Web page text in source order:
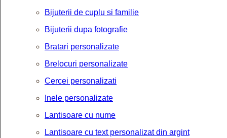
Bijuterii de cuplu si familie
Bijuterii dupa fotografie
Bratari personalizate
Brelocuri personalizate
Cercei personalizati
Inele personalizate
Lantisoare cu nume
Lantisoare cu text personalizat din argint